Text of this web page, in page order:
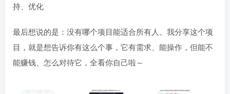
持、优化
最后想说的是：没有哪个项目能适合所有人。我分享这个项
目，就是想告诉你有这么个事，它有需求、能操作，但能不
能赚钱、怎么对待它，全看你自己啦～